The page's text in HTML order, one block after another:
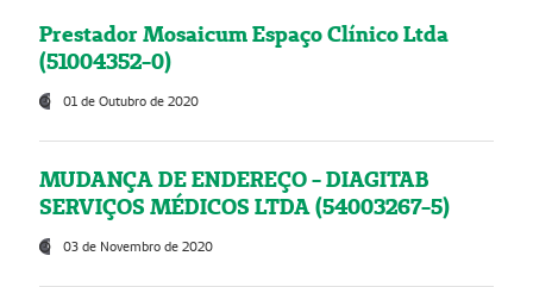
Prestador Mosaicum Espaço Clínico Ltda
(51004352-0)
01 de Outubro de 2020
MUDANÇA DE ENDEREÇO - DIAGITAB
SERVIÇOS MÉDICOS LTDA (54003267-5)
03 de Novembro de 2020